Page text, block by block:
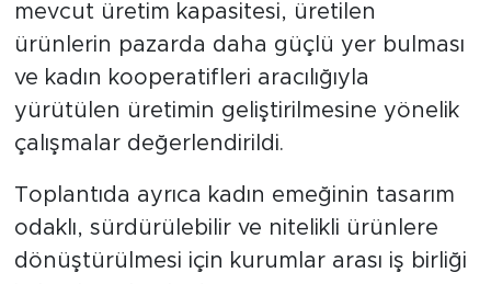
mevcut üretim kapasitesi, üretilen
ürünlerin pazarda daha güçlü yer bulması
ve kadın kooperatifleri aracılığıyla
yürütülen üretimin geliştirilmesine yönelik
çalışmalar değerlendirildi.
Toplantıda ayrıca kadın emeğinin tasarım
odaklı, sürdürülebilir ve nitelikli ürünlere
dönüştürülmesi için kurumlar arası iş birliği